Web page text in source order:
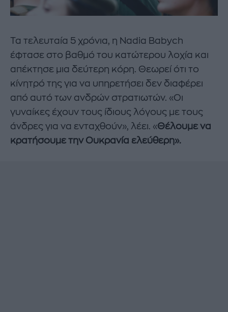
Τα τελευταία 5 χρόνια, η Nadia Babych
έφτασε στο βαθμό του κατώτερου λοχία και
απέκτησε μια δεύτερη κόρη. Θεωρεί ότι το
κίνητρό της για να υπηρετήσει δεν διαφέρει
από αυτό των ανδρών στρατιωτών. «Οι
γυναίκες έχουν τους ίδιους λόγους με τους
άνδρες για να ενταχθούν», λέει. «Θέλουμε να
κρατήσουμε την Ουκρανία ελεύθερη».